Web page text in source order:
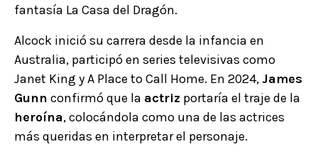
fantasía La Casa del Dragón.
Alcock inició su carrera desde la infancia en
Australia, participó en series televisivas como
Janet King y A Place to Call Home. En 2024, James
Gunn confirmó que la actriz portaría el traje de la
heroína, colocándola como una de las actrices
más queridas en interpretar el personaje.